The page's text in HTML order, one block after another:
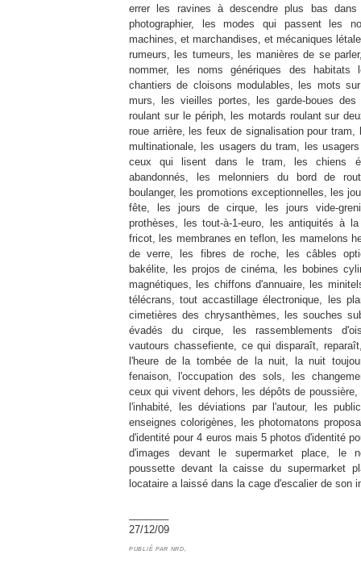
errer les ravines à descendre plus bas
photographier, les modes qui passent les
machines, et marchandises, et mécaniques
rumeurs, les tumeurs, les manières de se
nommer, les noms génériques des habitats
chantiers de cloisons modulables, les mots
murs, les vieilles portes, les garde-boues
roulant sur le périph, les motards roulant sur
roue arrière, les feux de signalisation pour tram,
multinationale, les usagers du tram, les
ceux qui lisent dans le tram, les chiens
abandonnés, les melonniers du bord de
boulanger, les promotions exceptionnelles, les
fête, les jours de cirque, les jours vide-
prothèses, les tout-à-1-euro, les antiquités à
fricot, les membranes en teflon, les mamelons
de verre, les fibres de roche, les câbles
bakélite, les projos de cinéma, les bobines
magnétiques, les chiffons d'annuaire, les
télécrans, tout accastillage électronique, les
cimetières des chrysanthèmes, les souches
évadés du cirque, les rassemblements
vautours chassefiente, ce qui disparaît,
l'heure de la tombée de la nuit, la nuit
fenaison, l'occupation des sols, les
ceux qui vivent dehors, les dépôts de poussière,
l'inhabité, les déviations par l'autour, les
enseignes colorigènes, les photomatons
d'identité pour 4 euros mais 5 photos d'identité
d'images devant le supermarket place, le
poussette devant la caisse du supermarket
locataire a laissé dans la cage d'escalier de son
27/12/09
PUBLIÉ PAR NRD,